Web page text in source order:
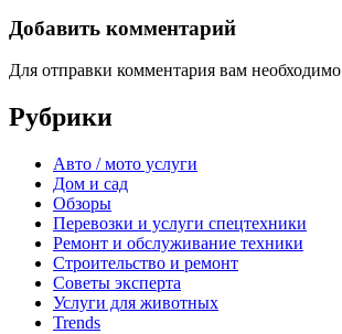
Добавить комментарий
Для отправки комментария вам необходимо
Рубрики
Авто / мото услуги
Дом и сад
Обзоры
Перевозки и услуги спецтехники
Ремонт и обслуживание техники
Строительство и ремонт
Советы эксперта
Услуги для животных
Trends